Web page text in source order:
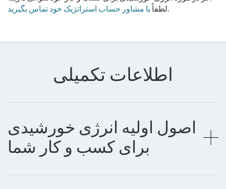
لطفاًبا مشاور حساب استراتژیک خود تماس بگیرید .
اطلاعات تکمیلی
اصول اولیه انرژی خورشیدی
برای کسب و کار شما